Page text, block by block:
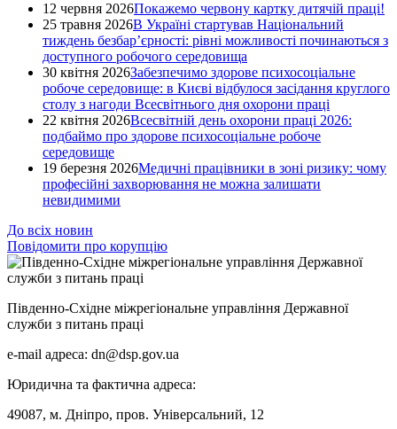
12 червня 2026Покажемо червону картку дитячій праці!
25 травня 2026В Україні стартував Національний
тиждень безбар’єрності: рівні можливості починаються з
доступного робочого середовища
30 квітня 2026Забезпечимо здорове психосоціальне
робоче середовище: в Києві відбулося засідання круглого
столу з нагоди Всесвітнього дня охорони праці
22 квітня 2026Всесвітній день охорони праці 2026:
подбаймо про здорове психосоціальне робоче
середовище
19 березня 2026Медичні працівники в зоні ризику: чому
професійні захворювання не можна залишати
невидимими
До всіх новин
Повідомити про корупцію
Південно-Східне міжрегіональне управління Державної
служби з питань праці
e-mail адреса: dn@dsp.gov.ua
Юридична та фактична адреса:
49087, м. Дніпро, пров. Універсальний, 12